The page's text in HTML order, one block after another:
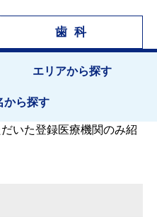
歯科
エリアから探す
から探す
いた登録医療機関のみ紹